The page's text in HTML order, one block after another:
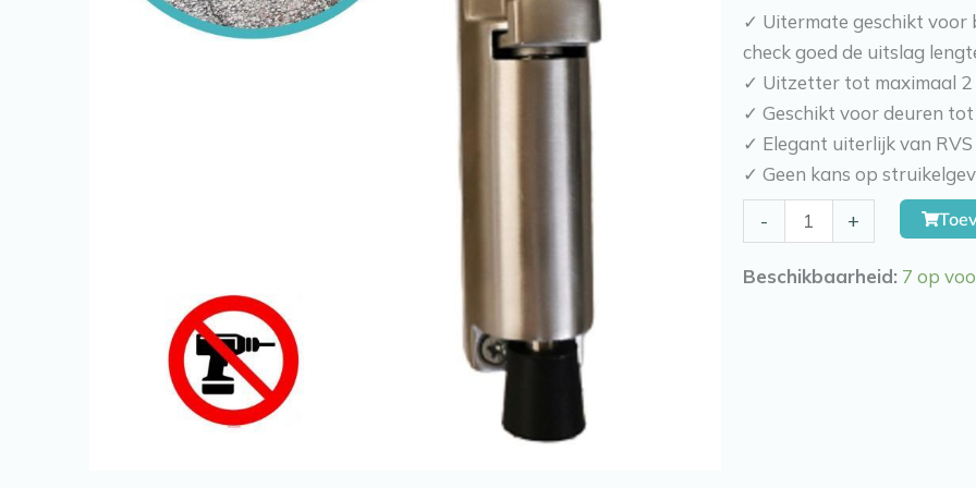
✓ Uitermate geschikt voor
check goed de uitslag
✓ Uitzetter tot maximaal
✓ Geschikt voor deuren
✓ Elegant uiterlijk van
✓ Geen kans op
-
Hold
100
+
Beschikbaarheid: 7 op